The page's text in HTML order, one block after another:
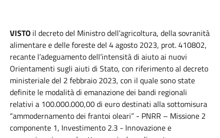
VISTO il decreto del Ministro dell’agricoltura, della sovranità
alimentare e delle foreste del 4 agosto 2023, prot. 410802,
recante l’adeguamento dell’intensità di aiuto ai nuovi
Orientamenti sugli aiuti di Stato, con riferimento al decreto
ministeriale del 2 febbraio 2023, con il quale sono state
definite le modalità di emanazione dei bandi regionali
relativi a 100.000.000,00 di euro destinati alla sottomisura
“ammodernamento dei frantoi oleari” - PNRR – Missione 2
componente 1, Investimento 2.3 - Innovazione e